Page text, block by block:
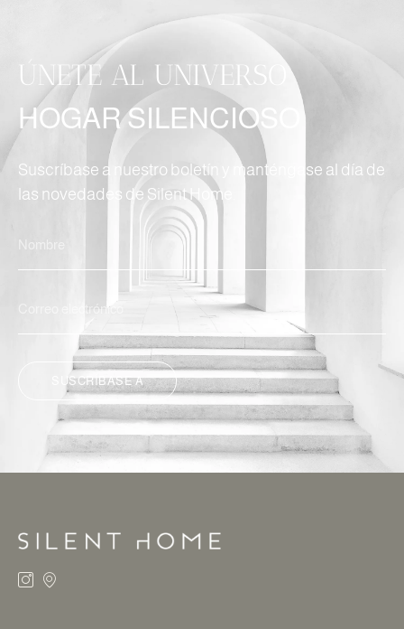
ÚNETE AL UNIVERSO
HOGAR SILENCIOSO
Suscríbase a nuestro boletín y manténgase al día de
las novedades de Silent Home.
SUSCRÍBASE A